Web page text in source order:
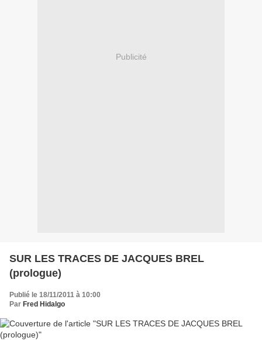
Publicité
SUR LES TRACES DE JACQUES BREL
(prologue)
Publié le 18/11/2011 à 10:00
Par Fred Hidalgo